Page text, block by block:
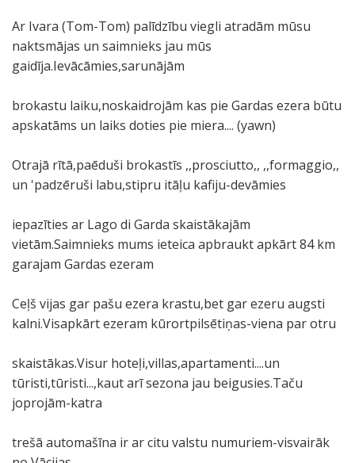
Ar Ivara (Tom-Tom) palīdzību viegli atradām mūsu
naktsmājas un saimnieks jau mūs
gaidīja.Ievācāmies,sarunājām
brokastu laiku,noskaidrojām kas pie Gardas ezera būtu
apskatāms un laiks doties pie miera.... (yawn)
Otrajā rītā,paēduši brokastīs ,,prosciutto,, ,,formaggio,,
un 'padzēruši labu,stipru itāļu kafiju-devāmies
iepazīties ar Lago di Garda skaistākajām
vietām.Saimnieks mums ieteica apbraukt apkārt 84 km
garajam Gardas ezeram
Ceļš vijas gar pašu ezera krastu,bet gar ezeru augsti
kalni.Visapkārt ezeram kūrortpilsētiņas-viena par otru
skaistākas.Visur hoteļi,villas,apartamenti....un
tūristi,tūristi...,kaut arī sezona jau beigusies.Taču
joprojām-katra
trešā automašīna ir ar citu valstu numuriem-visvairāk